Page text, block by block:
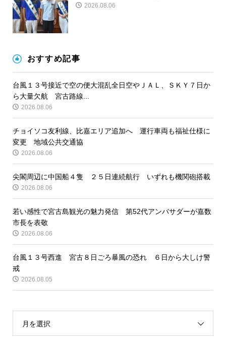
2026.08.06
おすすめ記事
台風１３号接近で空の便大混乱全日空やＪＡＬ、ＳＫＹ７日か
ら大量欠航 宮古路線...
2026.08.06
チョイソコ友利線、比嘉エリア追加へ 運行車両も福祉仕様に
変更 地域公共交通協
2026.08.06
尖閣周辺に中国船４隻 ２５日連続航行 いずれも機関砲搭載
2026.08.06
若い感性で宮古島観光の魅力発信 第52代アンバサダーが嘉数
市長を表敬
2026.08.06
台風１３号西進 宮古８日ごろ暴風の恐れ ６日から大しけ警
戒
2026.08.05
月を選択